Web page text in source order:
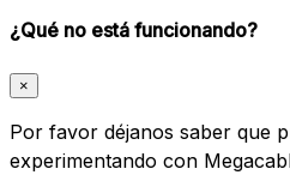
¿Qué no está funcionando?
×
Por favor déjanos saber que
experimentando con